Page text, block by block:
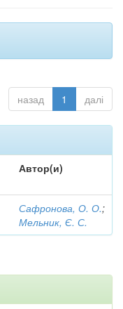
назад 1 далі
Автор(и)
Сафронова, О. О.;
Мельник, Є. С.